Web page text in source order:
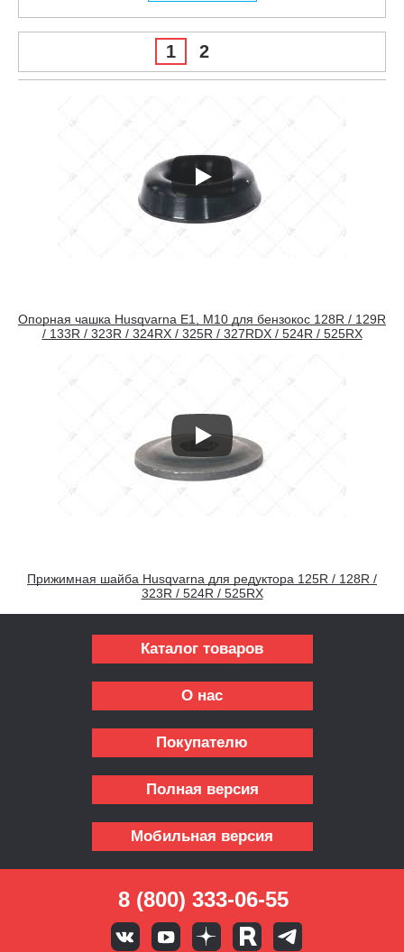
1 2
Опорная чашка Husqvarna E1, M10 для бензокос 128R / 129R
/ 133R / 323R / 324RX / 325R / 327RDX / 524R / 525RX
Прижимная шайба Husqvarna для редуктора 125R / 128R /
323R / 524R / 525RX
Каталог товаров
О нас
Покупателю
Полная версия
Мобильная версия
8 (800) 333-06-55